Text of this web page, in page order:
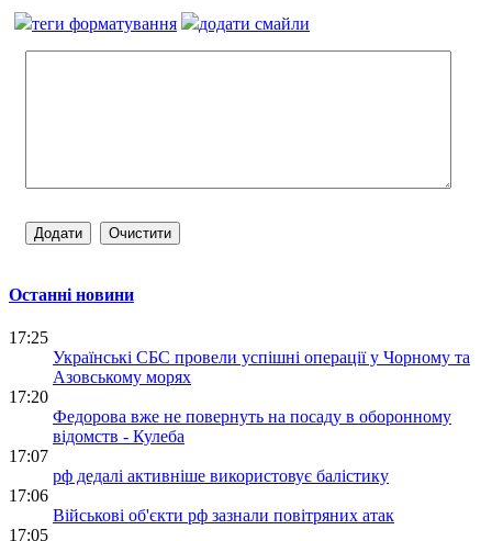
теги форматування додати смайли
Останні новини
17:25
Українські СБС провели успішні операції у Чорному та
Азовському морях
17:20
Федорова вже не повернуть на посаду в оборонному
відомств - Кулеба
17:07
рф дедалі активніше використовує балістику
17:06
Військові об'єкти рф зазнали повітряних атак
17:05